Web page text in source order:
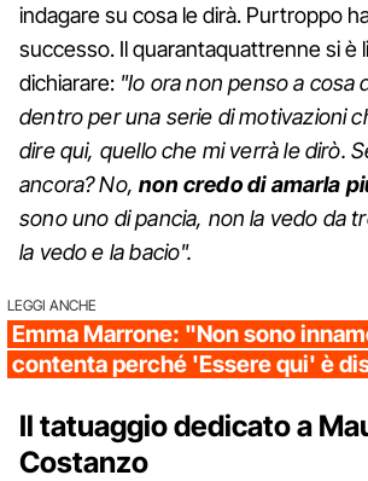
indagare su cosa le dirà. Purtroppo
successo. Il quarantaquattrenne si è
dichiarare: "Io ora non penso a cosa
dentro per una serie di motivazioni
dire qui, quello che mi verrà le dirò.
ancora? No,non credo di amarla
sono uno di pancia, non la vedo da
la vedo e la bacio".
LEGGI ANCHE
Emma Marrone: "Non sono
contenta perché 'Essere qui' è
Il tatuaggio dedicato a
Costanzo